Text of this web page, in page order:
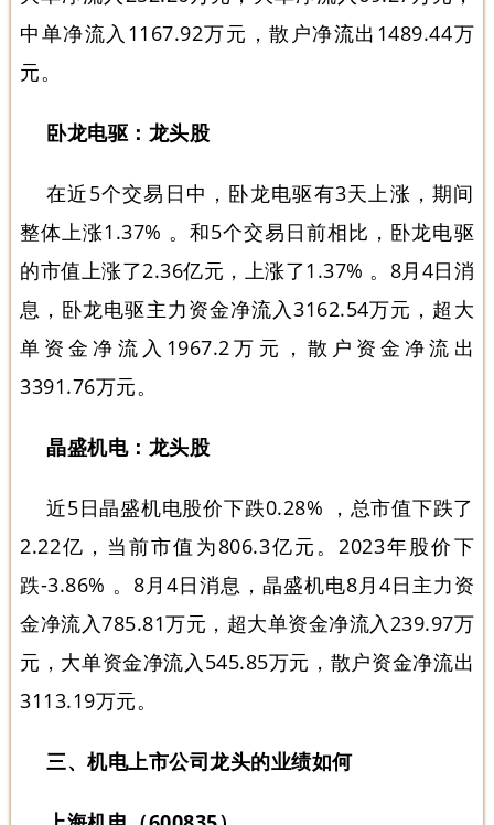
中单净流入1167.92万元，散户净流出1489.44万
元。
卧龙电驱：龙头股
在近5个交易日中，卧龙电驱有3天上涨，期间
整体上涨1.37% 。和5个交易日前相比，卧龙电驱
的市值上涨了2.36亿元，上涨了1.37% 。8月4日消
息，卧龙电驱主力资金净流入3162.54万元，超大
单资金净流入1967.2万元，散户资金净流出
3391.76万元。
晶盛机电：龙头股
近5日晶盛机电股价下跌0.28% ，总市值下跌了
2.22亿，当前市值为806.3亿元。2023年股价下
跌-3.86% 。8月4日消息，晶盛机电8月4日主力资
金净流入785.81万元，超大单资金净流入239.97万
元，大单资金净流入545.85万元，散户资金净流出
3113.19万元。
三、机电上市公司龙头的业绩如何